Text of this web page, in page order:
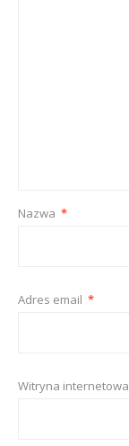
Nazwa *
Adres email *
Witryna internetowa